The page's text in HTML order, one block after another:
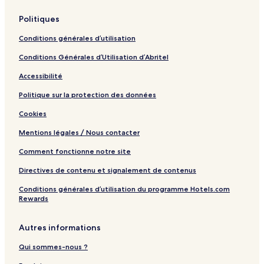
Politiques
Conditions générales d’utilisation
Conditions Générales d’Utilisation d’Abritel
Accessibilité
Politique sur la protection des données
Cookies
Mentions légales / Nous contacter
Comment fonctionne notre site
Directives de contenu et signalement de contenus
Conditions générales d’utilisation du programme Hotels.com
Rewards
Autres informations
Qui sommes-nous ?